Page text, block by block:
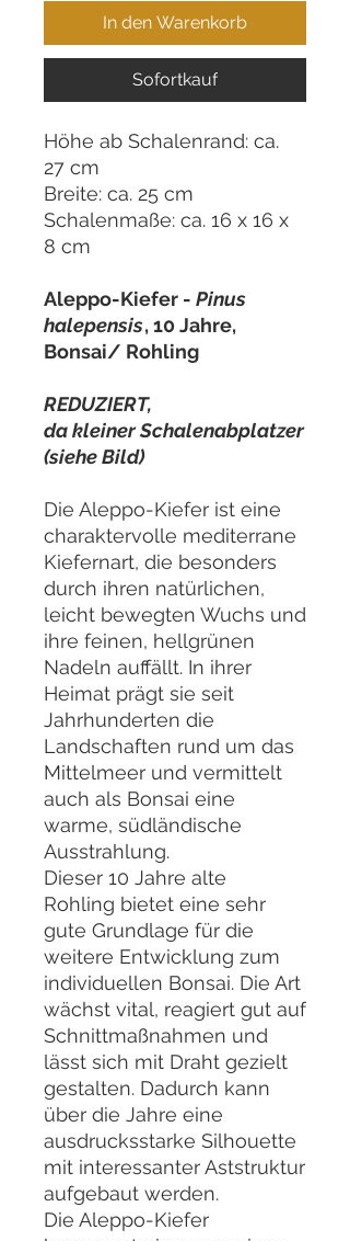
In den Warenkorb
Sofortkauf
Höhe ab Schalenrand: ca.
27 cm
Breite: ca. 25 cm
Schalenmaße: ca. 16 x 16 x
8 cm
Aleppo-Kiefer - Pinus
halepensis, 10 Jahre,
Bonsai/ Rohling
REDUZIERT,
da kleiner Schalenabplatzer
(siehe Bild)
Die Aleppo-Kiefer ist eine
charaktervolle mediterrane
Kiefernart, die besonders
durch ihren natürlichen,
leicht bewegten Wuchs und
ihre feinen, hellgrünen
Nadeln auffällt. In ihrer
Heimat prägt sie seit
Jahrhunderten die
Landschaften rund um das
Mittelmeer und vermittelt
auch als Bonsai eine
warme, südländische
Ausstrahlung.
Dieser 10 Jahre alte
Rohling bietet eine sehr
gute Grundlage für die
weitere Entwicklung zum
individuellen Bonsai. Die Art
wächst vital, reagiert gut auf
Schnittmaßnahmen und
lässt sich mit Draht gezielt
gestalten. Dadurch kann
über die Jahre eine
ausdrucksstarke Silhouette
mit interessanter Aststruktur
aufgebaut werden.
Die Aleppo-Kiefer